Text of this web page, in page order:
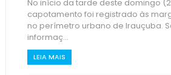
No início da tarde deste domingo
capotamento foi registrado às
no perímetro urbano de Irauçuba.
informaç...
LEIA MAIS